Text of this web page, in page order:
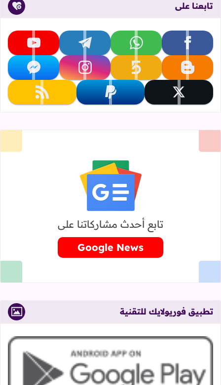
تابعنا على
تابعنا على facebook تابعنا على whatsapp تابعنا على telegram تابعنا على youtube
تابعنا على blogger تابعنا على khamsat تابعنا على instagram تابعنا على messenger
تابعنا على x تابعنا على paypal تابعنا على rss
تابع أحدث مشاركاتنا على
Google News
تطبيق فوريولايك للتقنية